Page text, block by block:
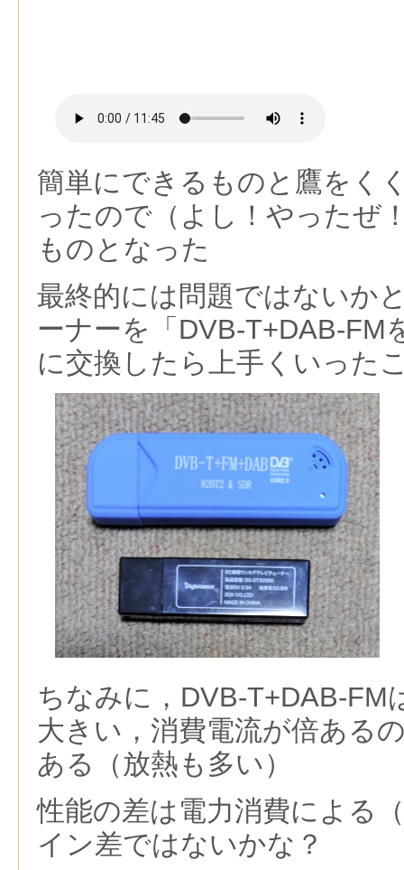
簡単にできるものと鷹をく
ったので（よし！やったぜ
ものとなった
最終的には問題ではないか
ーナーを「DVB-T+DAB-FM
に交換したら上手くいった
ちなみに，DVB-T+DAB-FM
大きい，消費電流が倍ある
ある（放熱も多い）
性能の差は電力消費による
イン差ではないかな？